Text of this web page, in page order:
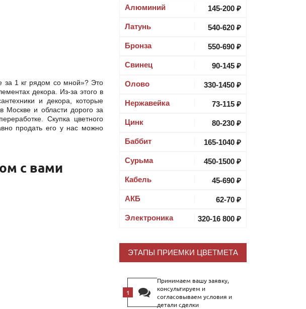
за 1 кг рядом со мной»? Это
декора. Из-за этого в
и декора, которые
Москве и области дорого за
Скупка цветного
продать его у нас можно
с вами
Алюминий 145-200 ₽
Латунь 540-620 ₽
Бронза 550-690 ₽
Свинец 90-145 ₽
Олово 330-1450 ₽
Нержавейка 73-115 ₽
Цинк 80-230 ₽
Баббит 165-1040 ₽
Cурьма 450-1500 ₽
Кабель 45-690 ₽
АКБ 62-70 ₽
Электроника 320-16 800 ₽
ЭТАПЫ ПРИЕМКИ ЦВЕТМЕТА
Принимаем вашу заявку,
консультируем и
согласовываем условия и
детали сделки